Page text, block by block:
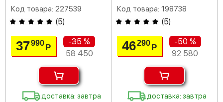
Код товара: 227539
(5)
37990Р
-35 %
58 450
доставка: завтра
Код товара: 198738
(5)
46290 Р
-50 %
92 580
доставка: завтра